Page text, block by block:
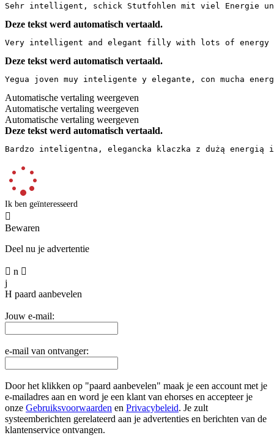
Sehr intelligent, schick Stutfohlen mit viel Energie und
Deze tekst werd automatisch vertaald.
Very intelligent and elegant filly with lots of energy
Deze tekst werd automatisch vertaald.
Yegua joven muy inteligente y elegante, con mucha
Automatische vertaling weergeven
Automatische vertaling weergeven
Automatische vertaling weergeven
Deze tekst werd automatisch vertaald.
Bardzo inteligentna, elegancka klaczka z dużą energią i
Ik ben geïnteresseerd

Bewaren
Deel nu je advertentie
 n 
j
H paard aanbevelen
Jouw e-mail:
e-mail van ontvanger:
Door het klikken op "paard aanbevelen" maak je een account met je
e-mailadres aan en word je een klant van ehorses en accepteer je
onze Gebruiksvoorwaarden en Privacybeleid. Je zult
systeemberichten gerelateerd aan je advertenties en berichten van de
klantenservice ontvangen.